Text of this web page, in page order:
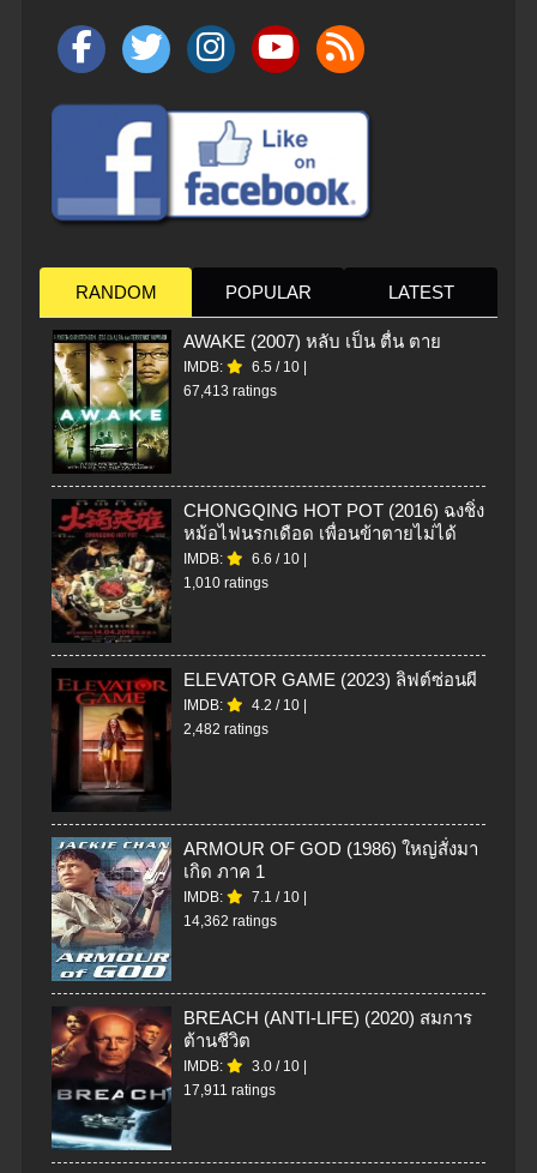
RANDOM POPULAR LATEST
AWAKE (2007) หลับ เป็น ตื่น ตาย
IMDB: 6.5 / 10 |
67,413 ratings
CHONGQING HOT POT (2016) ฉงชิ่ง
หม้อไฟนรกเดือด เพื่อนข้าตายไม่ได้
IMDB: 6.6 / 10 |
1,010 ratings
ELEVATOR GAME (2023) ลิฟต์ซ่อนผี
IMDB: 4.2 / 10 |
2,482 ratings
ARMOUR OF GOD (1986) ใหญ่สั่งมา
เกิด ภาค 1
IMDB: 7.1 / 10 |
14,362 ratings
BREACH (ANTI-LIFE) (2020) สมการ
ต้านชีวิต
IMDB: 3.0 / 10 |
17,911 ratings